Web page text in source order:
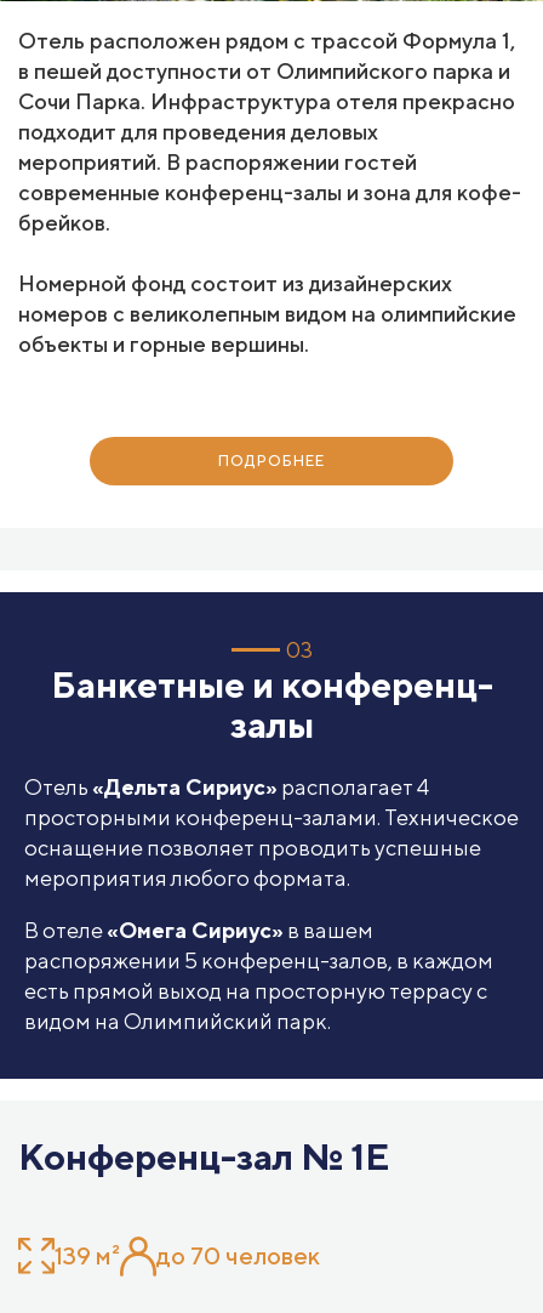
Отель расположен рядом с трассой Формула 1,
в пешей доступности от Олимпийского парка и
Сочи Парка. Инфраструктура отеля прекрасно
подходит для проведения деловых
мероприятий. В распоряжении гостей
современные конференц-залы и зона для кофе-
брейков.
Номерной фонд состоит из дизайнерских
номеров с великолепным видом на олимпийские
объекты и горные вершины.
ПОДРОБНЕЕ
03
Банкетные и конференц-
залы
Отель «Дельта Сириус» располагает 4
просторными конференц-залами. Техническое
оснащение позволяет проводить успешные
мероприятия любого формата.
В отеле«Омега Сириус» в вашем
распоряжении 5 конференц-залов, в каждом
есть прямой выход на просторную террасу с
видом на Олимпийский парк.
Конференц-зал № 1E
139 м² до 70 человек